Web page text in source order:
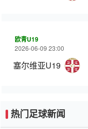
欧青U19
2026-06-09 23:00
塞尔维亚U19
热门足球新闻